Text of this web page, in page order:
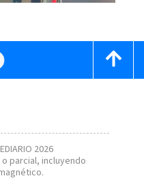
2026
parcial, incluyendo